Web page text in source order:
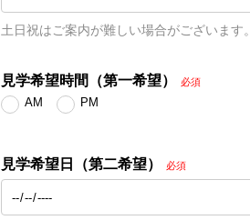
土日祝はご案内が難しい場合がございます。
見学希望時間（第一希望） 必須
AM PM
見学希望日（第二希望） 必須